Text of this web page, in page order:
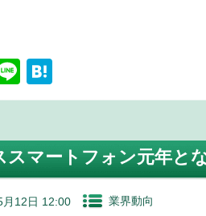
Li
n
at
n
a
スマートフォン元年と
月12日 12:00 業界動向